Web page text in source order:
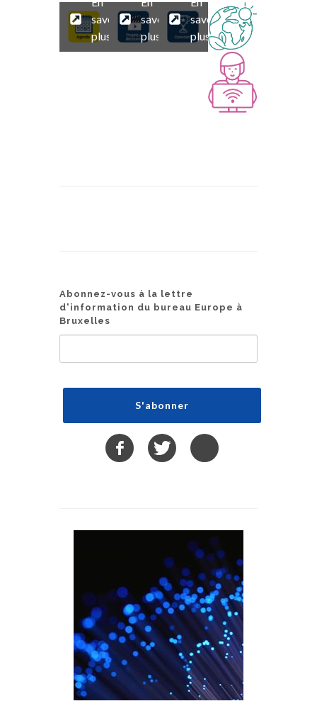
Abonnez-vous à la lettre
d'information du bureau Europe à
Bruxelles